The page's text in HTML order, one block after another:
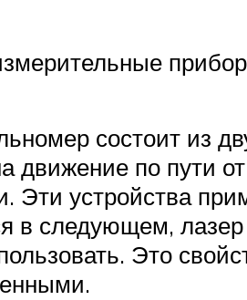
состоит из
движение по пути
Эти устройства
в следующем,
Это